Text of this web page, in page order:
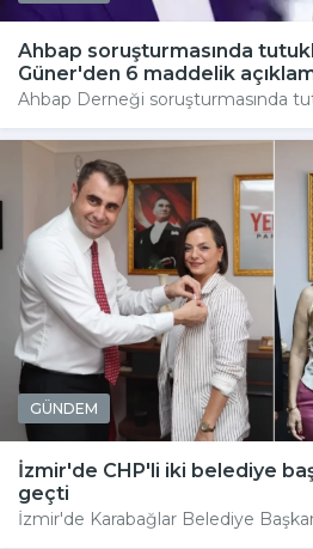
Ahbap soruşturmasında
Güner'den 6 maddelik
Ahbap Derneği soruşturmasında
GÜNDEM
İzmir'de CHP'li iki belediye
geçti
İzmir'de Karabağlar Belediye